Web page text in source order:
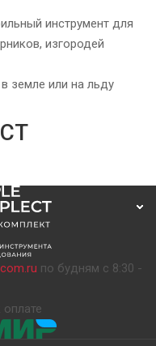
инструмент для
изгородей
земле или на льду
по будням с 8:30 -